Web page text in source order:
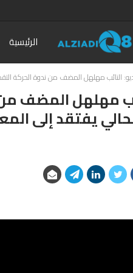
الرئيسية
النائب مهلهل المضف من ندوة الحركة
مهلهل المضف
يفتقد إلى